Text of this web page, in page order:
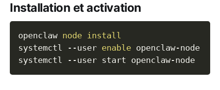
Installation et activation
openclaw node install
systemctl
--user enable openclaw-node
systemctl
--user